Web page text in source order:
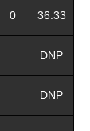
0 36:33
DNP
DNP